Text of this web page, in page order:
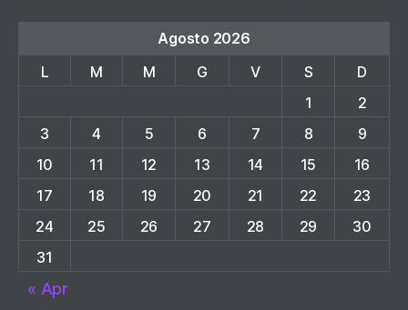
Agosto 2026
L
M M G V S
D
1
2
3
4 5 6 7 8
9
10
11 12 13 14 15
16
17
18 19 20 21 22
23
24
25 26 27 28 29
30
31
« Apr